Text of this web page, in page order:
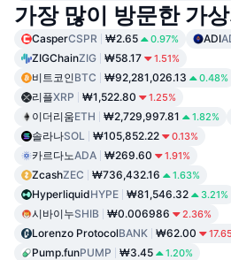
가장 많이 방문한 가
CasperCSPR ₩2.65 0.97% ADI
ZIGChainZIG ₩58.17 1.51%
비트코인BTC ₩92,281,026.13 0.48%
리플XRP ₩1,522.80 1.25%
이더리움ETH ₩2,729,997.81 1.82%
솔라나SOL ₩105,852.22 0.13%
카르다노ADA ₩269.60 1.91%
ZcashZEC ₩736,432.16 1.63%
HyperliquidHYPE ₩81,546.32 3.21%
시바이누SHIB ₩0.006986 2.36%
Lorenzo ProtocolBANK ₩62.00
Pump.funPUMP ₩3.45 1.20%